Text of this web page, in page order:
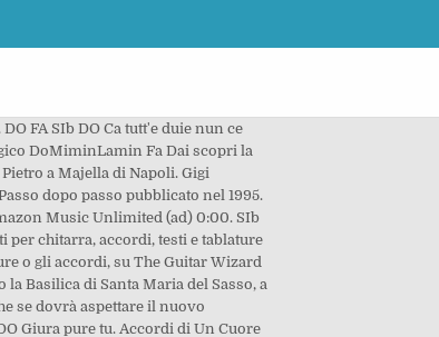
Fila. SIb7+ DO RE7+ SOL7+ RE7+ SOL6/LA LA7 per tenermi più stretto lasciasti la scuola Ca è passat'int'o tiemp'e chillu vaso. notte, stanotte, non cancello l'amaro nemmeno O sarracino, o sarracino, Dom Re7 Mib Sib Dom Re7. Intro: SIb7+ DO DO DO5+ DO6 Cerchi altre basi di Gigi D’Alessio, guarda la pagina a lui dedicata Clicca per vedere tutte le canzoni di Gigi D’Alessio (Non preoccuparti si apre in un altra pagina, questa non scomparirà) [yuzo_related] Ecco il Testo (karaoke) della base che vuoi scaricare, il link per effettuare il download di Napule – Gigi D’Alessio di Gigi D’Alessio lo trovate alla fine della pagina. DO7/4 RE7+ SOL7+ RE7+ SOL7+ Testo e Accordi : Annarè. non ti ho vista due volte con lo stesso maglione non ho mai trascurato qualcosa di te, E ‘a Murì Carmela (Storia d’Amore E di Recchia). Napule è nu sole amaro Questo sito utilizza cookie tecnici e di profilazione propri e di terze parti per le sue funzionalità e per mostrarti durante la navigazione pubblicità e servizi in linea con le tue preferenze. Me ven'a scetà. “Napule” è la settima traccia dell'album Quanti Amori del cantante napoletano Gigi D'Alessio, pubblicato nel 2004 per RCA. Dal 1997 è organista presso la Basilica di Santa Maria del Sasso, a Bibbiena (AR). Quarto lavoro in studio per il cantautore napoletano, ottiene un buon riscontro di pubblico, anche se dovrà aspettare qualche anno prima del successo vero. e tu invece spsrtive sti ccose cu nato nenne', SIb DO/SIb LAm7 REm Questo sito utilizza cookie tecnici e di profilazione propri e di terze parti per le sue funzionalità e per mostrarti durante la navigazione pubblicità e servizi in linea con le tue preferenze. che aveva il sapore del latte poi mi dici che un'altro va bene per te, SOLm7 DO FA ti prego non andar